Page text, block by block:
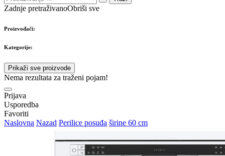
Zadnje pretraživanoObriši sve
Proizvođači:
Kategorije:
Prikaži sve proizvode
Nema rezultata za traženi pojam!
Prijava
Usporedba
Favoriti
Naslovna Nazad Perilice posuđa širine 60 cm